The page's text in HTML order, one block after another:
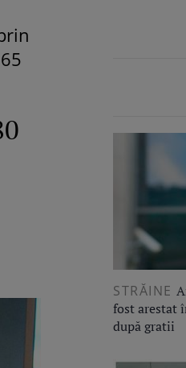
STRĂINE
fost arestat
după gratii